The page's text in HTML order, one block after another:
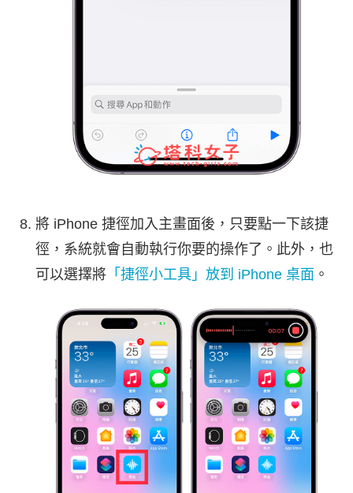
將 iPhone 捷徑加入主畫面後，只要點一下該捷
徑，系統就會自動執行你要的操作了。此外，也
可以選擇將 「捷徑小工具」放到 iPhone 桌面 。